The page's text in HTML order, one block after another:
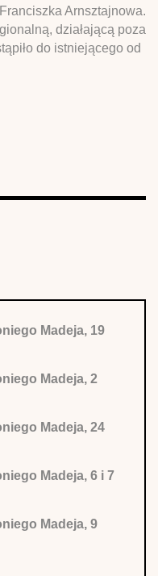
Arnsztajnowa.
działającą poza
do istniejącego od
Madeja, 19
Madeja, 2
Madeja, 24
Madeja, 6 i 7
Madeja, 9